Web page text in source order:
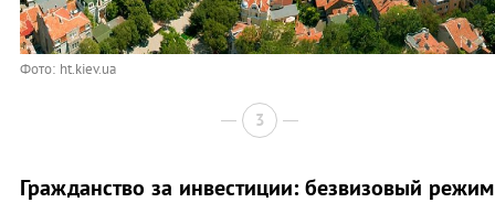
Фото: ht.kiev.ua
3
Гражданство за инвестиции: безвизовый режим